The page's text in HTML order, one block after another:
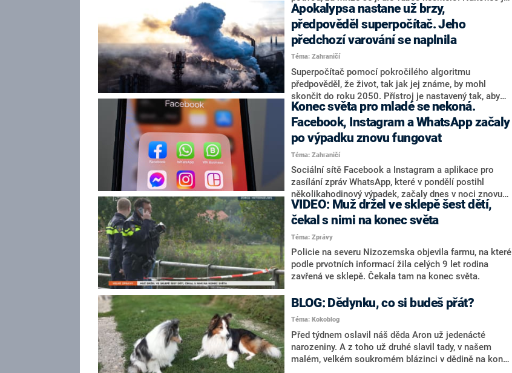
policisté objevili, věřte nebo ne, až doslova Na Konci
světa.
Apokalypsa nastane už brzy,
předpověděl superpočítač. Jeho
předchozí varování se naplnila
Téma: Zahraničí
Superpočítač pomocí pokročilého algoritmu
předpověděl, že život, tak jak jej známe, by mohl
skončit do roku 2050. Přístroj je nastavený tak, aby
dokázal předpovídat vzorce lidského chování. Na
jejich základě již učinil několik předpovědí, které se
naplnily.
Konec světa pro mladé se nekoná.
Facebook, Instagram a WhatsApp začaly
po výpadku znovu fungovat
Téma: Zahraničí
Sociální sítě Facebook a Instagram a aplikace pro
zasílání zpráv WhatsApp, které v pondělí postihl
několikahodinový výpadek, začaly dnes v noci znovu
fungovat. Společnost Facebook oznámila po 04:00
SELČ, že její služby jsou znovu přístupné on-line a její
provozu. Firma, pod kterou spadají zmíněné sociální
sítě a aplikace, se domnívá, že během výpadku
neunikly údaje uživatelů jejích služeb, informovala
agentura Reuters.
VIDEO: Muž držel ve sklepě šest dětí,
čekal s nimi na konec světa
Téma: Zprávy
Policie na severu Nizozemska objevila farmu, na které
podle prvotních informací žila celých 9 let rodina
zavřená ve sklepě. Čekala tam na konec světa.
BLOG: Dědynku, co si budeš přát?
Téma: Kokoblog
Před týdnem oslavil náš děda Aron už jedenácté
narozeniny. A z toho už druhé slavil tady, v našem
malém, velkém soukromém blázinci v dědině na konci